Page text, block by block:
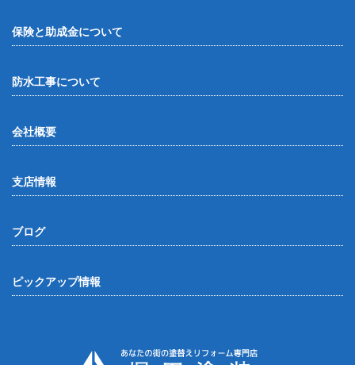
保険と助成金について
防水工事について
会社概要
支店情報
ブログ
ピックアップ情報